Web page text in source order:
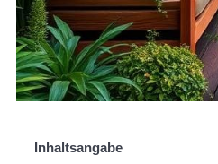
Inhaltsangabe